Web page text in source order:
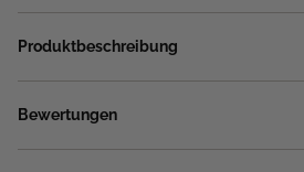
Produktbeschreibung
Bewertungen